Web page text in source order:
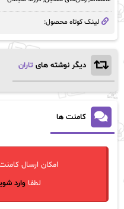
لینک کوتاه محصول:
دیگر نوشته های تاران
کامنت ها
امکان ارسال
لطفاوارد